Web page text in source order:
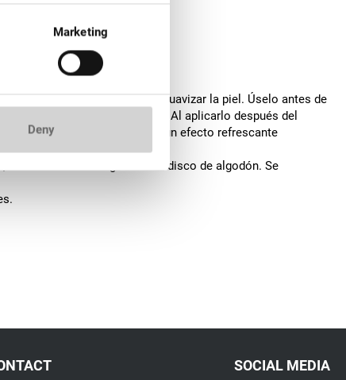
Marketing
Deny
natural, ayuda a calmar y suavizar la piel. Úselo antes de
con baja tolerancia al dolor. Al aplicarlo después del
la piel. El mentol tiene un efecto refrescante
retire el exceso de gel con un disco de algodón. Se
SOCIAL MEDIA